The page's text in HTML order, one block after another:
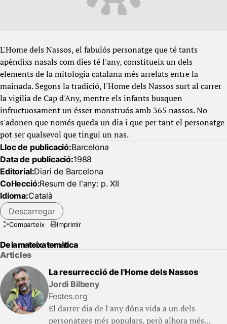
L'Home dels Nassos, el fabulós personatge que té tants
apèndixs nasals com dies té l'any, constitueix un dels
elements de la mitologia catalana més arrelats entre la
mainada. Segons la tradició, l'Home dels Nassos surt al carrer
la vigília de Cap d'Any, mentre els infants busquen
infructuosament un ésser monstruós amb 365 nassos. No
s'adonen que només queda un dia i que per tant el personatge
pot ser qualsevol que tingui un nas.
Lloc de publicació:Barcelona
Data de publicació:1988
Editorial:Diari de Barcelona
Col·lecció:Resum de l'any: p. XII
Idioma:Català
Descarregar
Comparteix Imprimir
De la mateixa temàtica
Articles
La resurrecció de l'Home dels Nassos
Jordi Bilbeny
Festes.org
El darrer dia de l'any dóna vida a un dels
personatges més populars, però alhora més...